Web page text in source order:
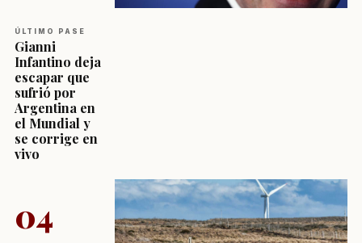
ÚLTIMO PASE
Gianni
Infantino deja
escapar que
sufrió por
Argentina en
el Mundial y
se corrige en
vivo
04